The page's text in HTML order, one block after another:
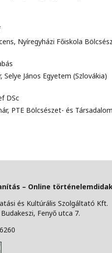
Nyíregyházi Főiskola
János Egyetem (Szlovákia)
DSc
PTE Bölcsészet- és
– Online
és Kultúrális Szolgáltató Kft.
Fenyő utca 7.